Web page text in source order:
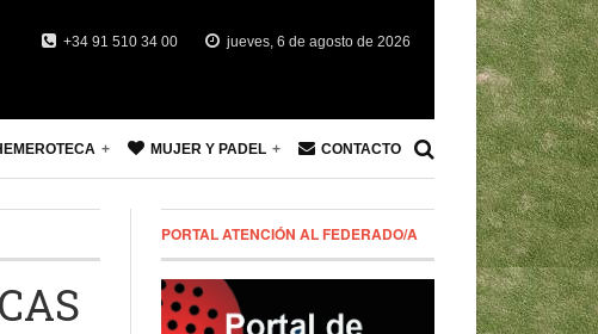
+34 91 510 34 00 jueves, 6 de agosto de 2026
MUJER Y PADEL CONTACTO
PORTAL ATENCIÓN AL FEDERADO/A